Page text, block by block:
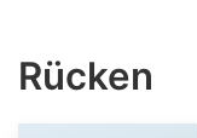
Rücken